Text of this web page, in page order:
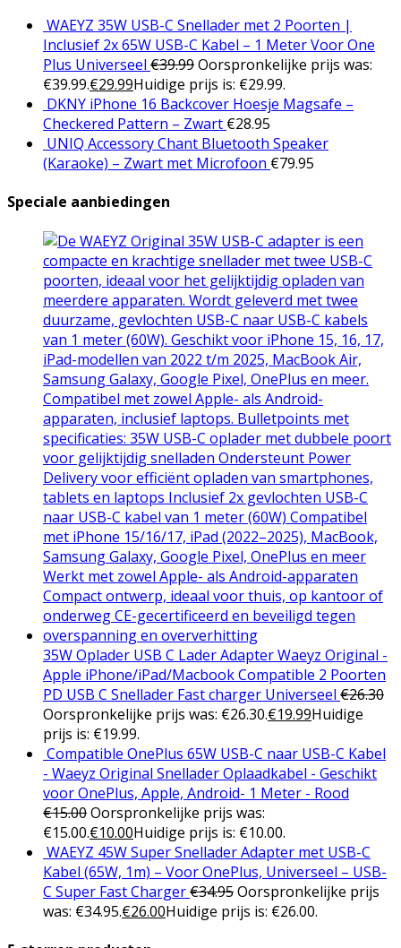
WAEYZ 35W USB-C Snellader met 2 Poorten |
Inclusief 2x 65W USB-C Kabel – 1 Meter Voor One
Plus Universeel €39.99Oorspronkelijke prijs was:
€39.99.€29.99Huidige prijs is: €29.99.
DKNY iPhone 16 Backcover Hoesje Magsafe –
Checkered Pattern – Zwart €28.95
UNIQ Accessory Chant Bluetooth Speaker
(Karaoke) – Zwart met Microfoon €79.95
Speciale aanbiedingen
35W Oplader USB C Lader Adapter Waeyz Original -
Apple iPhone/iPad/Macbook Compatible 2 Poorten
PD USB C Snellader Fast charger Universeel €26.30
Oorspronkelijke prijs was: €26.30.€19.99Huidige
prijs is: €19.99.
Compatible OnePlus 65W USB-C naar USB-C Kabel
- Waeyz Original Snellader Oplaadkabel - Geschikt
voor OnePlus, Apple, Android- 1 Meter - Rood
€15.00Oorspronkelijke prijs was:
€15.00.€10.00Huidige prijs is: €10.00.
WAEYZ 45W Super Snellader Adapter met USB-C
Kabel (65W, 1m) – Voor OnePlus, Universeel – USB-
C Super Fast Charger€34.95Oorspronkelijke prijs
was: €34.95.€26.00Huidige prijs is: €26.00.